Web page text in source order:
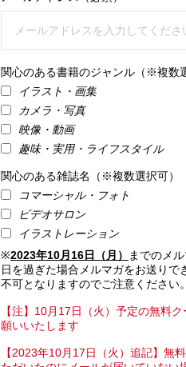
関心のある書籍のジャンル（※複数
イラスト・画集
カメラ・写真
映像・動画
趣味・実用・ライフスタイル
関心のある雑誌名（※複数選択可）
コマーシャル・フォト
ビデオサロン
イラストレーション
※2023年10月16日（月）
までのメ
日を過ぎた場合メルマガをお送り
不可となりますのでご注意ください。
【注】10月17日（火）予定の無料
願いいたします
【2023年10月17日（火）追記】無